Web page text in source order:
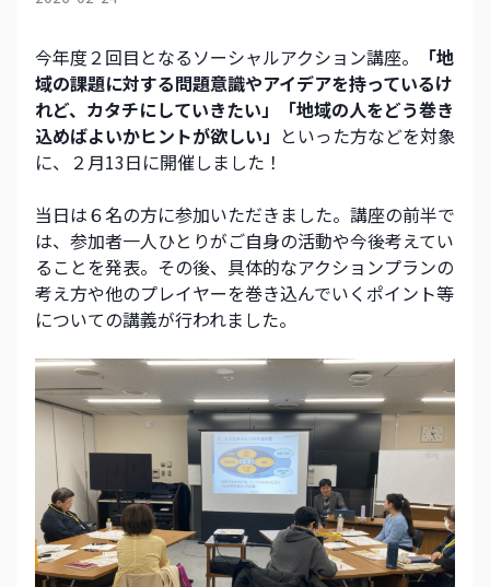
今年度２回目となるソーシャルアクション講座。
「地
域の課題に対する問題意識やアイデアを持っているけ
れど、カタチにしていきたい」「地域の人をどう巻き
込めばよいかヒントが欲しい」 といった方などを対象
に、２月13日に開催しました！
当日は６名の方に参加いただきました。講座の前半で
は、参加者一人ひとりがご自身の活動や今後考えてい
ることを発表。その後、具体的なアクションプランの
考え方や他のプレイヤーを巻き込んでいくポイント等
についての講義が行われました。